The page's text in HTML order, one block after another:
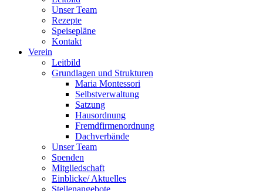
Unser Team
Rezepte
Speisepläne
Kontakt
Verein
Leitbild
Grundlagen und Strukturen
Maria Montessori
Selbstverwaltung
Satzung
Hausordnung
Fremdfirmenordnung
Dachverbände
Unser Team
Spenden
Mitgliedschaft
Einblicke/ Aktuelles
Stellenangebote